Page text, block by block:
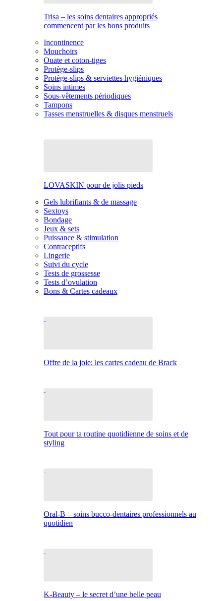
Trisa – les soins dentaires appropriés
commencent par les bons produits
Incontinence
Mouchoirs
Ouate et coton-tiges
Protège-slips
Protège-slips & serviettes hygiéniques
Soins intimes
Sous-vêtements périodiques
Tampons
Tasses menstruelles & disques menstruels
LOVASKIN pour de jolis pieds
Gels lubrifiants & de massage
Sextoys
Bondage
Jeux & sets
Puissance & stimulation
Contraceptifs
Lingerie
Suivi du cycle
Tests de grossesse
Tests d’ovulation
Bons & Cartes cadeaux
Offre de la joie: les cartes cadeau de Brack
Tout pour ta routine quotidienne de soins et de
styling
Oral-B – soins bucco-dentaires professionnels au
quotidien
K-Beauty – le secret d’une belle peau